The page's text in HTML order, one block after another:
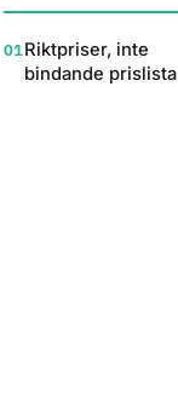
01Riktpriser, inte
bindande prislista